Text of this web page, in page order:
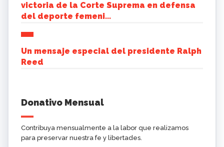
victoria de la Corte Suprema en defensa
del deporte femeni...
Un mensaje especial del presidente Ralph
Reed
Donativo Mensual
Contribuya mensualmente a la labor que realizamos
para preservar nuestra fe y libertades.